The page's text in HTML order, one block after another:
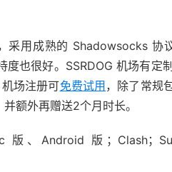
采用成熟的 Shadowsocks 协
也很好。SSRDOG 机场有定
场注册可免费试用 ，除了常规
额外再赠送2个月时长。
版、Android 版；Clash；